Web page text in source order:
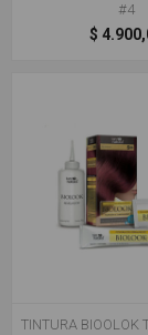
#4
$
TINTURA BIOOLOK